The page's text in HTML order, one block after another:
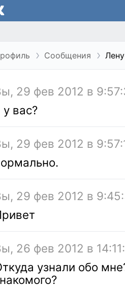
Сообщения
29 фев 2012 в
у вас?
29 фев 2012 в
29 фев 2012 в
26 фев 2012 в
узнали обо